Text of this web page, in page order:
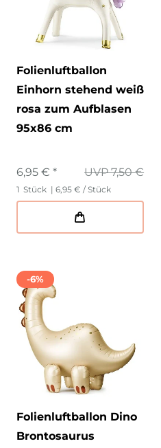
Folienluftballon
Einhorn stehend weiß
rosa zum Aufblasen
95x86 cm
UVP 7,50 €
6,95 € *
1 Stück | 6,95 € / Stück
-6%
Folienluftballon Dino
Brontosaurus